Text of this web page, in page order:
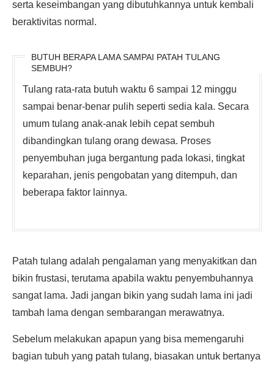
serta keseimbangan yang dibutuhkannya untuk kembali
beraktivitas normal.
BUTUH BERAPA LAMA SAMPAI PATAH TULANG
SEMBUH?
Tulang rata-rata butuh waktu 6 sampai 12 minggu
sampai benar-benar pulih seperti sedia kala. Secara
umum tulang anak-anak lebih cepat sembuh
dibandingkan tulang orang dewasa. Proses
penyembuhan juga bergantung pada lokasi, tingkat
keparahan, jenis pengobatan yang ditempuh, dan
beberapa faktor lainnya.
Patah tulang adalah pengalaman yang menyakitkan dan
bikin frustasi, terutama apabila waktu penyembuhannya
sangat lama. Jadi jangan bikin yang sudah lama ini jadi
tambah lama dengan sembarangan merawatnya.
Sebelum melakukan apapun yang bisa memengaruhi
bagian tubuh yang patah tulang, biasakan untuk bertanya